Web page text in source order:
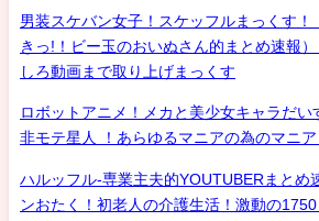
男装スケバン女子！スケッフルまっくす！
きっ!！ビー玉のおいぬさん的まとめ速報
しろ動画まで取り上げまっくす
ロボットアニメ！メカと美少女キャラだい
非モテ星人 ！あらゆるマニアの為のマニア
ハルッフル-専業主夫的YOUTUBERまとめ
ンおたく！初老人の介護生活！激動の1750